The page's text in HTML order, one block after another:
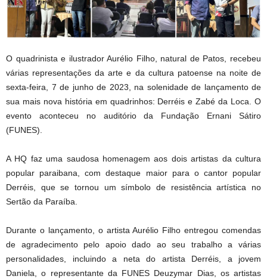
O quadrinista e ilustrador Aurélio Filho, natural de Patos, recebeu
várias representações da arte e da cultura patoense na noite de
sexta-feira, 7 de junho de 2023, na solenidade de lançamento de
sua mais nova história em quadrinhos: Derréis e Zabé da Loca. O
evento aconteceu no auditório da Fundação Ernani Sátiro
(FUNES).
A HQ faz uma saudosa homenagem aos dois artistas da cultura
popular paraibana, com destaque maior para o cantor popular
Derréis, que se tornou um símbolo de resistência artística no
Sertão da Paraíba.
Durante o lançamento, o artista Aurélio Filho entregou comendas
de agradecimento pelo apoio dado ao seu trabalho a várias
personalidades, incluindo a neta do artista Derréis, a jovem
Daniela, o representante da FUNES Deuzymar Dias, os artistas